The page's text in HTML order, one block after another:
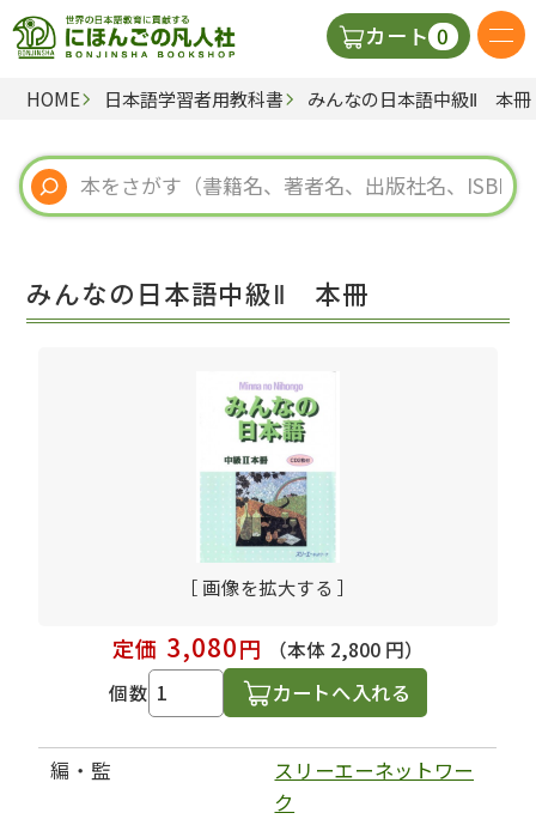
カート 0
日本語の教科書
視聴覚・補助教材
教師用参考書
HOME 日本語学習者用教科書 みんなの日本語中級Ⅱ 本冊
みんなの日本語中級Ⅱ 本冊
［ 画像を拡大する ］
定価 3,080円
（本体 2,800 円）
個数
カートへ入れる
編・監
スリーエーネットワー
ク